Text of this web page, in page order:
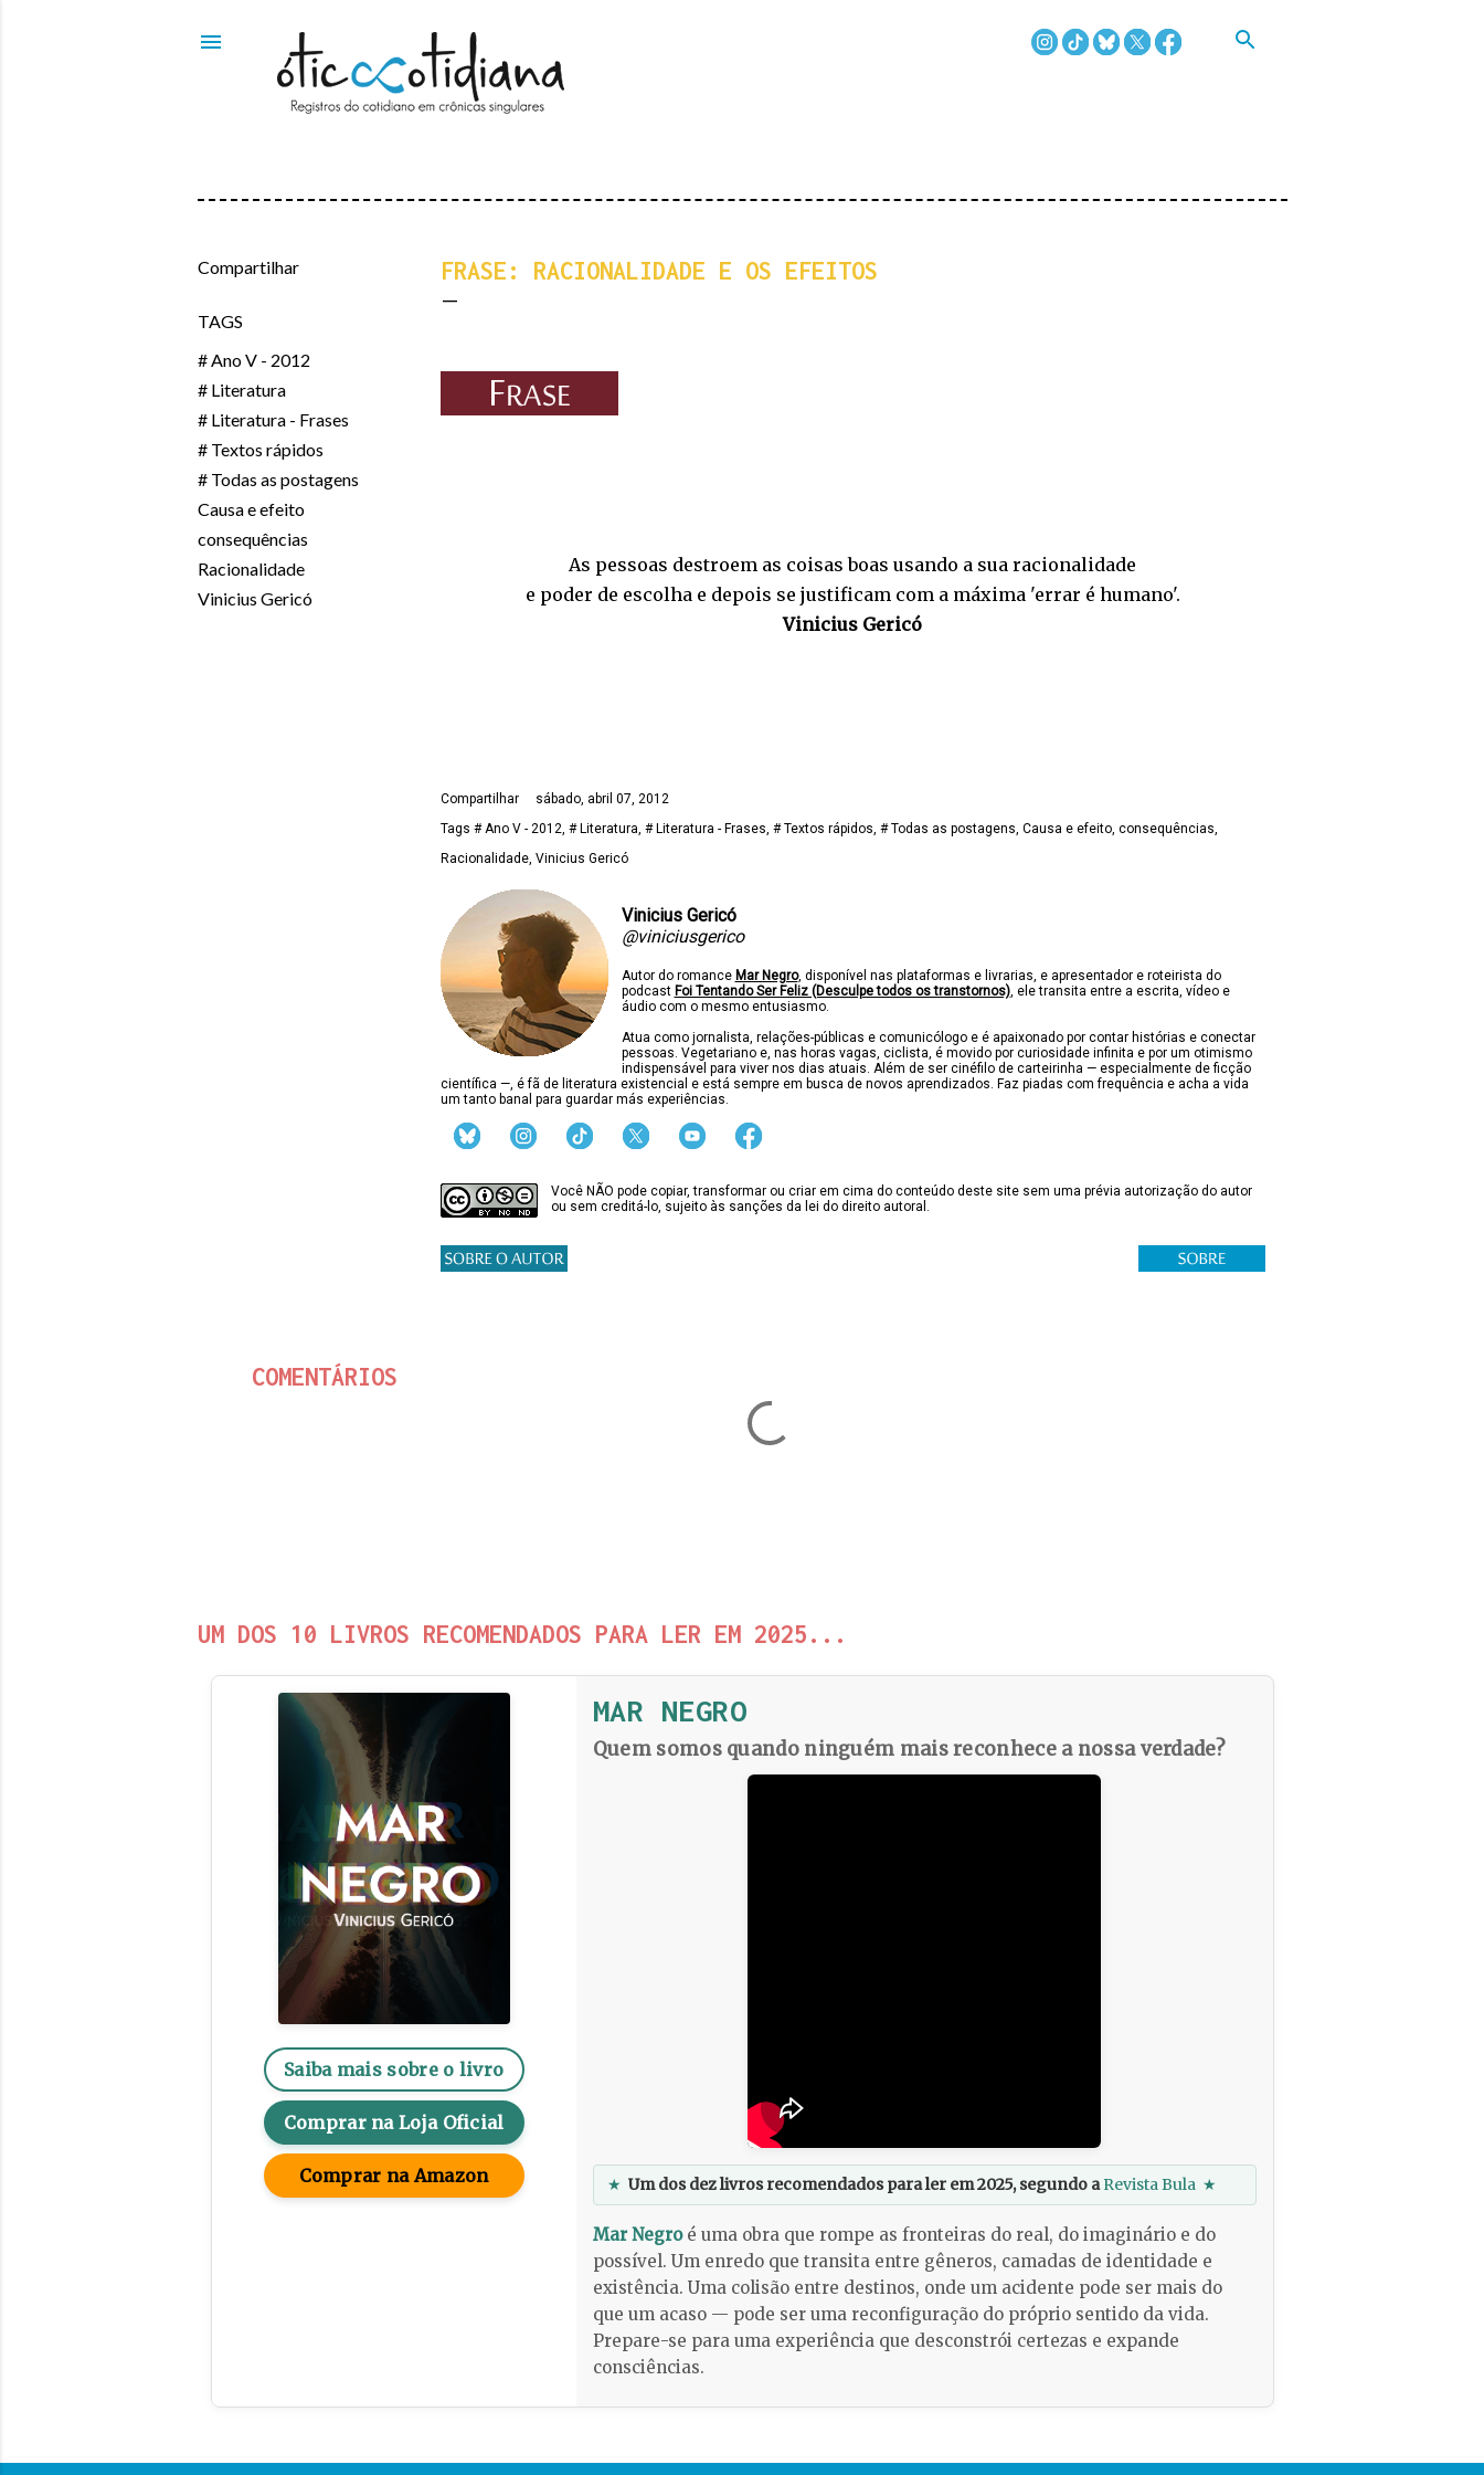
Compartilhar
TAGS
# Ano V - 2012
# Literatura
# Literatura - Frases
# Textos rápidos
# Todas as postagens
Causa e efeito
consequências
Racionalidade
Vinicius Gericó
FRASE: RACIONALIDADE E OS EFEITOS
As pessoas destroem as coisas boas usando a sua racionalidade
e poder de escolha e depois se justificam com a máxima 'errar é humano'.
Vinicius Gericó
Compartilhar
sábado, abril 07, 2012
Tags # Ano V - 2012 # Literatura # Literatura - Frases # Textos rápidos # Todas as postagens Causa e efeito consequências
Racionalidade Vinicius Gericó
Vinicius Gericó
@viniciusgerico
Autor do romance Mar Negro, disponível nas plataformas e livrarias, e apresentador e roteirista do
podcast Foi Tentando Ser Feliz (Desculpe todos os transtornos), ele transita entre a escrita, vídeo e
áudio com o mesmo entusiasmo.
Atua como jornalista, relações-públicas e comunicólogo e é apaixonado por contar histórias e conectar
pessoas. Vegetariano e, nas horas vagas, ciclista, é movido por curiosidade infinita e por um otimismo
indispensável para viver nos dias atuais. Além de ser cinéfilo de carteirinha — especialmente de ficção
científica —, é fã de literatura existencial e está sempre em busca de novos aprendizados. Faz piadas com frequência e acha a vida
um tanto banal para guardar más experiências.
Você NÃO pode copiar, transformar ou criar em cima do conteúdo deste site sem uma prévia autorização do autor
ou sem creditá-lo, sujeito às sanções da lei do direito autoral.
COMENTÁRIOS
UM DOS 10 LIVROS RECOMENDADOS PARA LER EM 2025...
Saiba mais sobre o livro
Comprar na Loja Oficial
Comprar na Amazon
MAR NEGRO
Quem somos quando ninguém mais reconhece a nossa verdade?
★ Um dos dez livros recomendados para ler em 2025, segundo aRevista Bula ★
Mar Negroé uma obra que rompe as fronteiras do real, do imaginário e do
possível. Um enredo que transita entre gêneros, camadas de identidade e
existência. Uma colisão entre destinos, onde um acidente pode ser mais do
que um acaso — pode ser uma reconfiguração do próprio sentido da vida.
Prepare-se para uma experiência que desconstrói certezas e expande
consciências.